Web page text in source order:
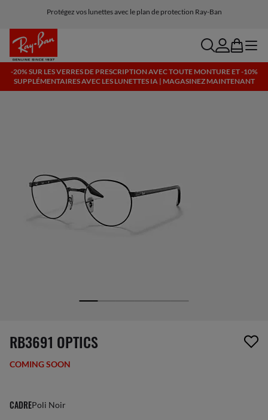
Livraison et retours gratuits, lunettes IA incluses
Protégez vos lunettes avec le plan de protection Ray-Ban
searchaccount
bag menu
-20% SUR LES VERRES DE PRESCRIPTION AVEC TOUTE MONTURE ET -10%
SUPPLÉMENTAIRES AVEC LES LUNETTES IA | MAGASINEZ MAINTENANT
1 article a été retiré de votre liste de souhaits
RB3691 OPTICS
COMING SOON
CADREPoli Noir